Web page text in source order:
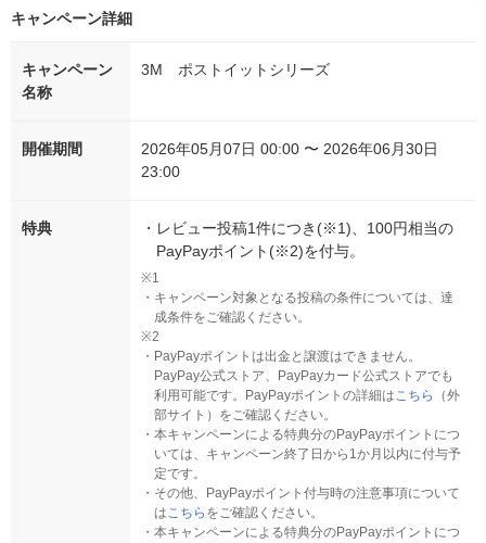
キャンペーン詳細
キャンペーン
名称
3M ポストイットシリーズ
開催期間
2026年05月07日 00:00 〜 2026年06月30日
23:00
特典 ・ レビュー投稿1件につき(※1)、100円相当の
PayPayポイント(※2)を付与。
※1
・ キャンペーン対象となる投稿の条件については、達
成条件をご確認ください。
※2
・ PayPayポイントは出金と譲渡はできません。
PayPay公式ストア、PayPayカード公式ストアでも
利用可能です。PayPayポイントの詳細はこちら
（外
部サイト）をご確認ください。
・ 本キャンペーンによる特典分のPayPayポイントにつ
いては、キャンペーン終了日から1か月以内に付与予
定です。
・ その他、PayPayポイント付与時の注意事項について
はこちら をご確認ください。
・ 本キャンペーンによる特典分のPayPayポイントにつ